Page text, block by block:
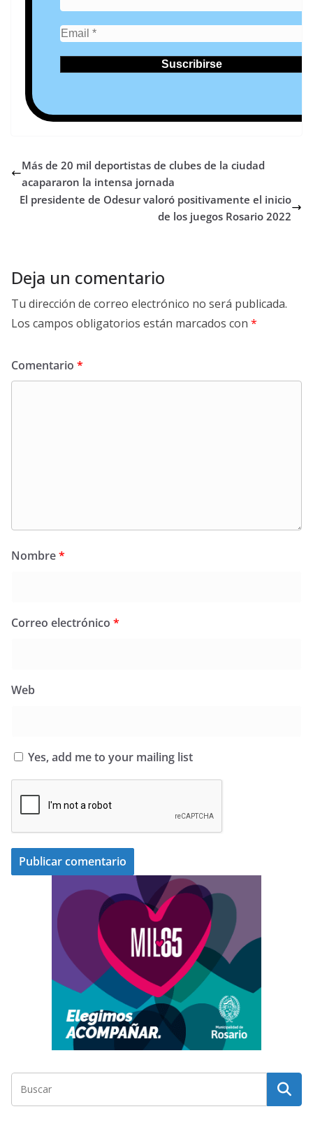
Más de 20 mil deportistas de clubes de la ciudad
acapararon la intensa jornada
El presidente de Odesur valoró positivamente el inicio
de los juegos Rosario 2022
Deja un comentario
Tu dirección de correo electrónico no será publicada.
Los campos obligatorios están marcados con *
Comentario *
Nombre*
Correo electrónico *
Web
Yes, add me to your mailing list